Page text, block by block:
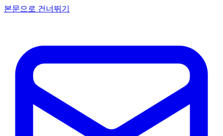
본문으로 건너뛰기